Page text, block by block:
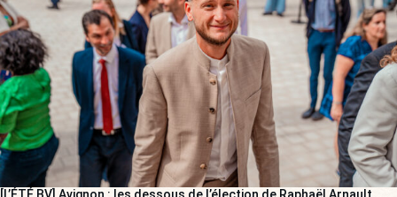
[L’ÉTÉ BV] Avignon : les dessous de l’élection de Raphaël Arnault